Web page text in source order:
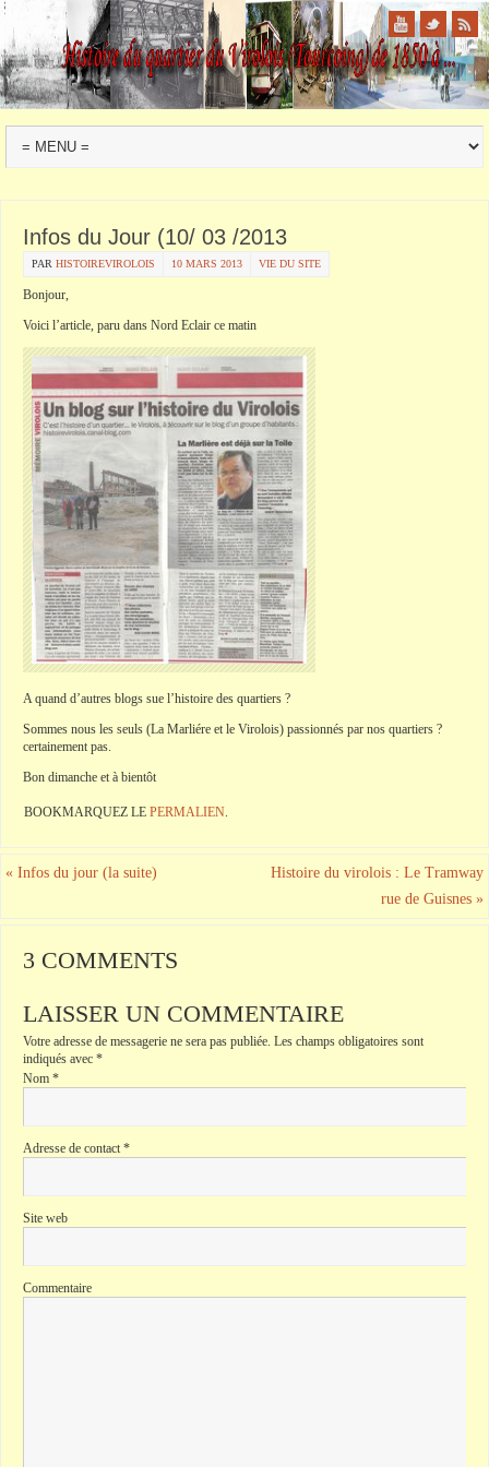
Infos du Jour (10/ 03 /2013
PAR HISTOIREVIROLOIS 10 MARS 2013 VIE DU SITE
Bonjour,
Voici l’article, paru dans Nord Eclair ce matin
A quand d’autres blogs sue l’histoire des quartiers ?
Sommes nous les seuls (La Marliére et le Virolois) passionnés par nos quartiers ?
certainement pas.
Bon dimanche et à bientôt
BOOKMARQUEZ LE PERMALIEN.
« Infos du jour (la suite)
Histoire du virolois : Le Tramway
rue de Guisnes »
3 COMMENTS
LAISSER UN COMMENTAIRE
Votre adresse de messagerie ne sera pas publiée. Les champs obligatoires sont
indiqués avec *
Nom *
Adresse de contact *
Site web
Commentaire